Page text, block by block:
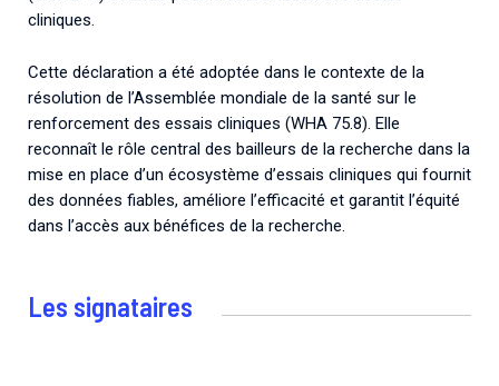
cliniques.
Cette déclaration a été adoptée dans le contexte de la
résolution de l’Assemblée mondiale de la santé sur le
renforcement des essais cliniques (WHA 75.8). Elle
reconnaît le rôle central des bailleurs de la recherche dans la
mise en place d’un écosystème d’essais cliniques qui fournit
des données fiables, améliore l’efficacité et garantit l’équité
dans l’accès aux bénéfices de la recherche.
Les signataires